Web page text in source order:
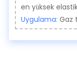
en yüksek
Uygulama: Gaz